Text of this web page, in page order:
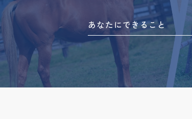
あなたにできること